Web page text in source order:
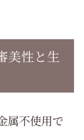
美性と生
属不使用で